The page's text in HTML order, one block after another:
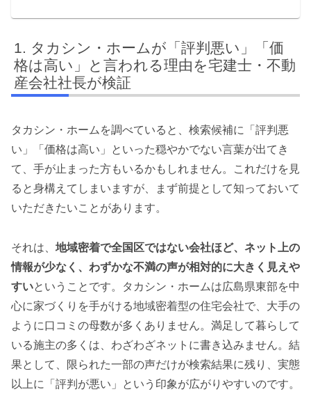
タカシン・ホームが「評判悪い」「価
格は高い」と言われる理由を宅建士・不動
産会社社長が検証
タカシン・ホームを調べていると、検索候補に「評判悪
い」「価格は高い」といった穏やかでない言葉が出てき
て、手が止まった方もいるかもしれません。これだけを見
ると身構えてしまいますが、まず前提として知っておいて
いただきたいことがあります。
それは、 地域密着で全国区ではない会社ほど、ネット上の
情報が少なく、わずかな不満の声が相対的に大きく見えや
すいということです。タカシン・ホームは広島県東部を中
心に家づくりを手がける地域密着型の住宅会社で、大手の
ように口コミの母数が多くありません。満足して暮らして
いる施主の多くは、わざわざネットに書き込みません。結
果として、限られた一部の声だけが検索結果に残り、実態
以上に「評判が悪い」という印象が広がりやすいのです。